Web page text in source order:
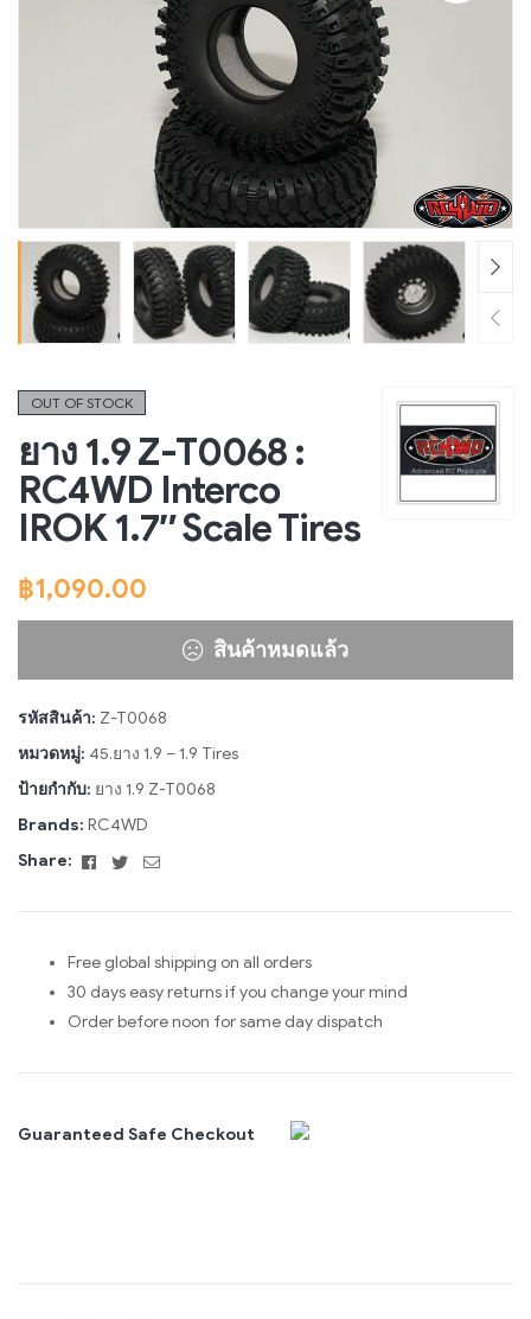
OUT OF STOCK
ยาง 1.9 Z-T0068 :
RC4WD Interco
IROK 1.7″ Scale Tires
฿1,090.00
สินค้าหมดแล้ว
รหัสสินค้า: Z-T0068
หมวดหมู่: 45.ยาง 1.9 – 1.9 Tires
ป้ายกำกับ: ยาง 1.9 Z-T0068
Brands: RC4WD
Share:
Facebook
TwitterEmail
Free global shipping on all orders
30 days easy returns if you change your mind
Order before noon for same day dispatch
Guaranteed Safe Checkout